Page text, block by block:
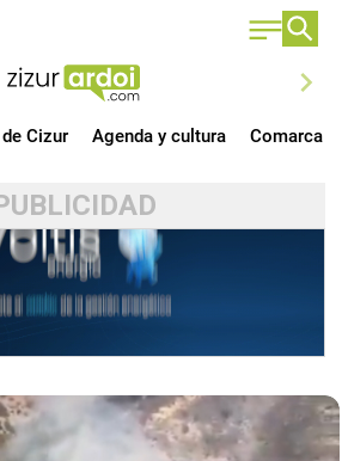
chevron_right
Cizur Agenda y cultura Comarca